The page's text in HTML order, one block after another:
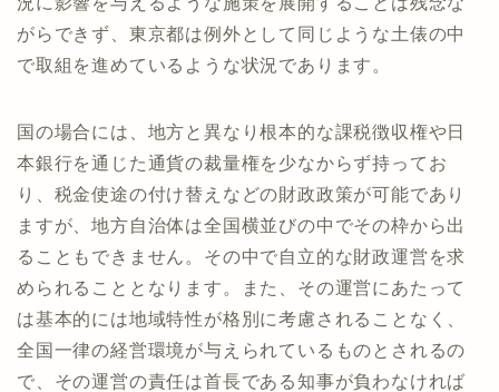
がらできず、東京都は例外として同じような土俵の中
で取組を進めているような状況であります。
国の場合には、地方と異なり根本的な課税徴収権や日
本銀行を通じた通貨の裁量権を少なからず持ってお
り、税金使途の付け替えなどの財政政策が可能であり
ますが、地方自治体は全国横並びの中でその枠から出
ることもできません。その中で自立的な財政運営を求
められることとなります。また、その運営にあたって
は基本的には地域特性が格別に考慮されることなく、
全国一律の経営環境が与えられているものとされるの
で、その運営の責任は首長である知事が負わなければ